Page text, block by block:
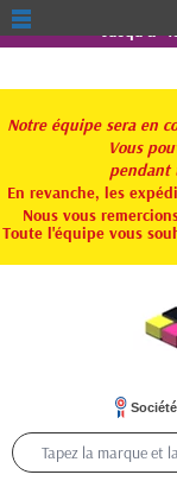
Jusqu'à -
Notre équipe sera en
Vous
pendant
En revanche, les
Nous vous
Toute l'équipe vous